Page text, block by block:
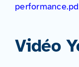
Vidéo